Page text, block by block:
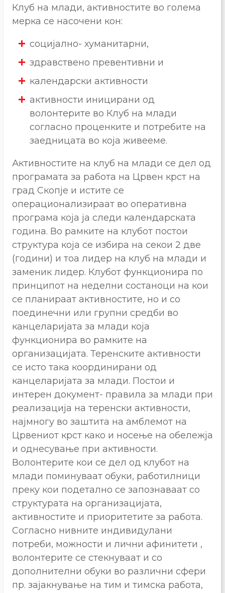
Клуб на млади, активностите во голема
мерка се насочени кон:
социјално- хуманитарни,
здравствено превентивни и
календарски активности
активности иницирани од
волонтерите во Клуб на млади
согласно проценките и потребите на
заедницата во која живееме.
Активностите на клуб на млади се дел од
програмата за работа на Црвен крст на
град Скопје и истите се
операционализираат во оперативна
програма која ја следи календарската
година. Во рамките на клубот постои
структура која се избира на секои 2 две
(години) и тоа лидер на клуб на млади и
заменик лидер. Клубот функционира по
принципот на неделни состаноци на кои
се планираат активностите, но и со
поединечни или групни средби во
канцеларијата за млади која
функционира во рамките на
организацијата. Теренските активности
се исто така координирани од
канцеларијата за млади. Постои и
интерен документ- правила за млади при
реализација на теренски активности,
најмногу во заштита на амблемот на
Црвениот крст како и носење на обележја
и однесување при активности.
Волонтерите кои се дел од клубот на
млади поминуваат обуки, работилници
преку кои подетално се запознаваат со
структурата на организацијата,
активностите и приоритетите за работа.
Согласно нивните индивидулани
потреби, можности и лични афинитети ,
волонтерите се стекнуваат и со
дополнителни обуки во различни сфери
пр. зајакнување на тим и тимска работа,